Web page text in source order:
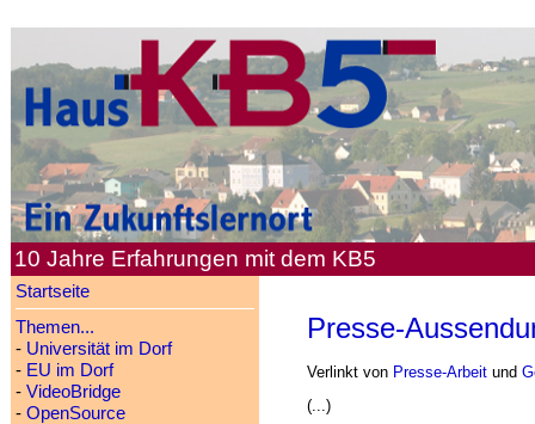
10 Jahre Erfahrungen mit dem KB5
Startseite
Themen...
- Universität im Dorf
- EU im Dorf
- VideoBridge
- OpenSource
Presse-
Verlinkt von Presse-Arbeitund
(...)